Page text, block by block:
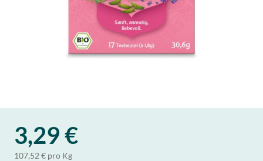
3,29 €
107,52 € pro Kg